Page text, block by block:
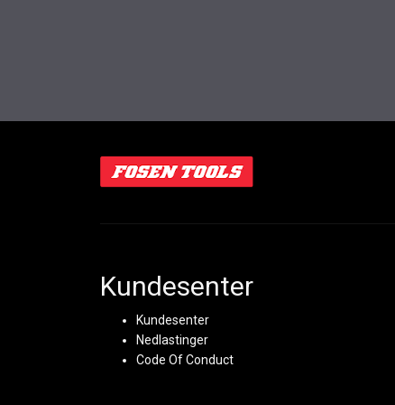
Kundesenter
Kundesenter
Nedlastinger
Code Of Conduct